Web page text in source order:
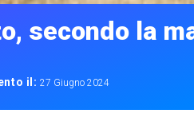
secondo la
il:27 Giugno 2024